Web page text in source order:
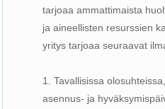
tarjoaa ammattimaista
ja aineellisten resurssien
yritys tarjoaa seuraavat
1. Tavallisissa
asennus- ja